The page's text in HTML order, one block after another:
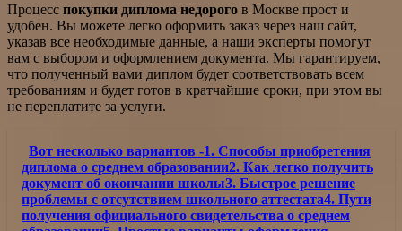
Процесс покупки диплома недорого в Москве прост и
удобен. Вы можете легко оформить заказ через наш сайт,
указав все необходимые данные, а наши эксперты помогут
вам с выбором и оформлением документа. Мы гарантируем,
что полученный вами диплом будет соответствовать всем
требованиям и будет готов в кратчайшие сроки, при этом вы
не переплатите за услуги.
Вот несколько вариантов -1. Способы приобретения
диплома о среднем образовании2. Как легко получить
документ об окончании школы3. Быстрое решение
проблемы с отсутствием школьного аттестата4. Пути
получения официального свидетельства о среднем